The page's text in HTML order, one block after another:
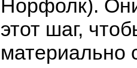
Норфолк).
этот шаг,
материально